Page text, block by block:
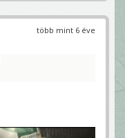
több mint 6 éve